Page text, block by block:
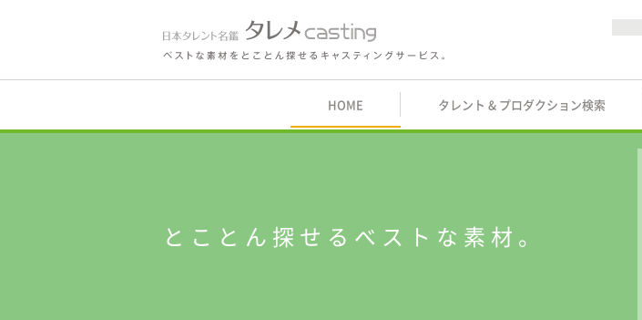
HOME タレント & プロダクション検索
とことん探せるベストな素材。